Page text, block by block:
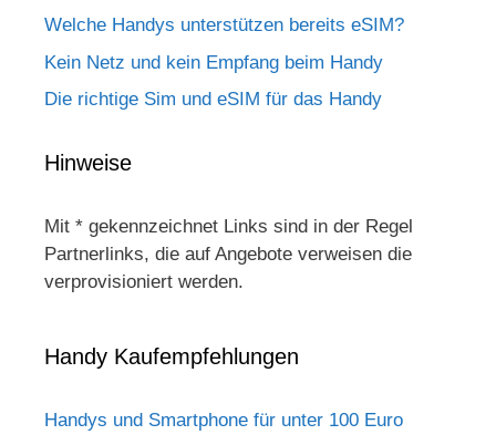
Welche Handys unterstützen bereits eSIM?
Kein Netz und kein Empfang beim Handy
Die richtige Sim und eSIM für das Handy
Hinweise
Mit * gekennzeichnet Links sind in der Regel
Partnerlinks, die auf Angebote verweisen die
verprovisioniert werden.
Handy Kaufempfehlungen
Handys und Smartphone für unter 100 Euro